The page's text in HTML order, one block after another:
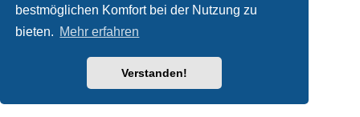
bestmöglichen Komfort bei der Nutzung zu
bieten. Mehr erfahren
Verstanden!